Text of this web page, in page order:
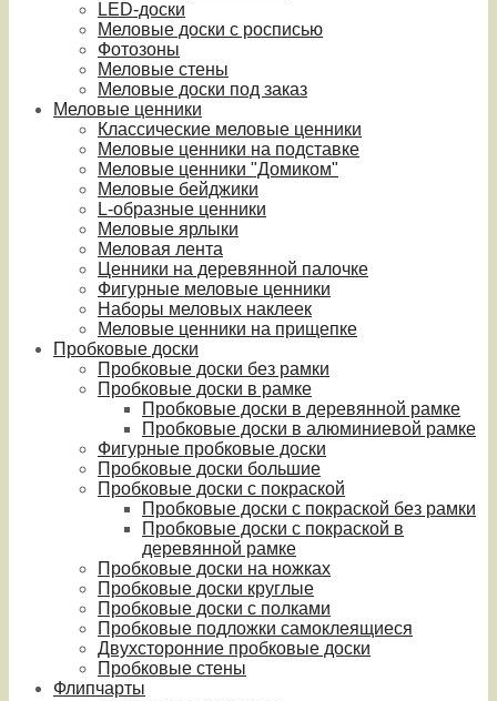
LED-доски
Меловые доски с росписью
Фотозоны
Меловые стены
Меловые доски под заказ
Меловые ценники
Классические меловые ценники
Меловые ценники на подставке
Меловые ценники "Домиком"
Меловые бейджики
L-образные ценники
Меловые ярлыки
Меловая лента
Ценники на деревянной палочке
Фигурные меловые ценники
Наборы меловых наклеек
Меловые ценники на прищепке
Пробковые доски
Пробковые доски без рамки
Пробковые доски в рамке
Пробковые доски в деревянной рамке
Пробковые доски в алюминиевой рамке
Фигурные пробковые доски
Пробковые доски большие
Пробковые доски с покраской
Пробковые доски с покраской без рамки
Пробковые доски с покраской в
деревянной рамке
Пробковые доски на ножках
Пробковые доски круглые
Пробковые доски с полками
Пробковые подложки самоклеящиеся
Двухсторонние пробковые доски
Пробковые стены
Флипчарты